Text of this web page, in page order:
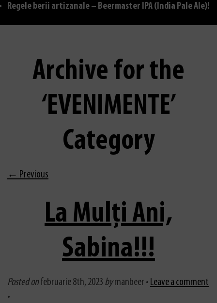
Regele berii artizanale – Beermaster IPA (India Pale Ale)!
Archive for the
‘EVENIMENTE’
Category
← Previous
La Mulți Ani,
Sabina!!!
Posted onfebruarie 8th, 2023 bymanbeer • Leave a comment
•